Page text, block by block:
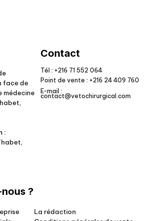
face de
médecine
:
Contact
Tél : +216 71 552 064
Point de vente : +216 24 409 760
E-mail :
contact@vetochirurgical.com
?
La rédaction